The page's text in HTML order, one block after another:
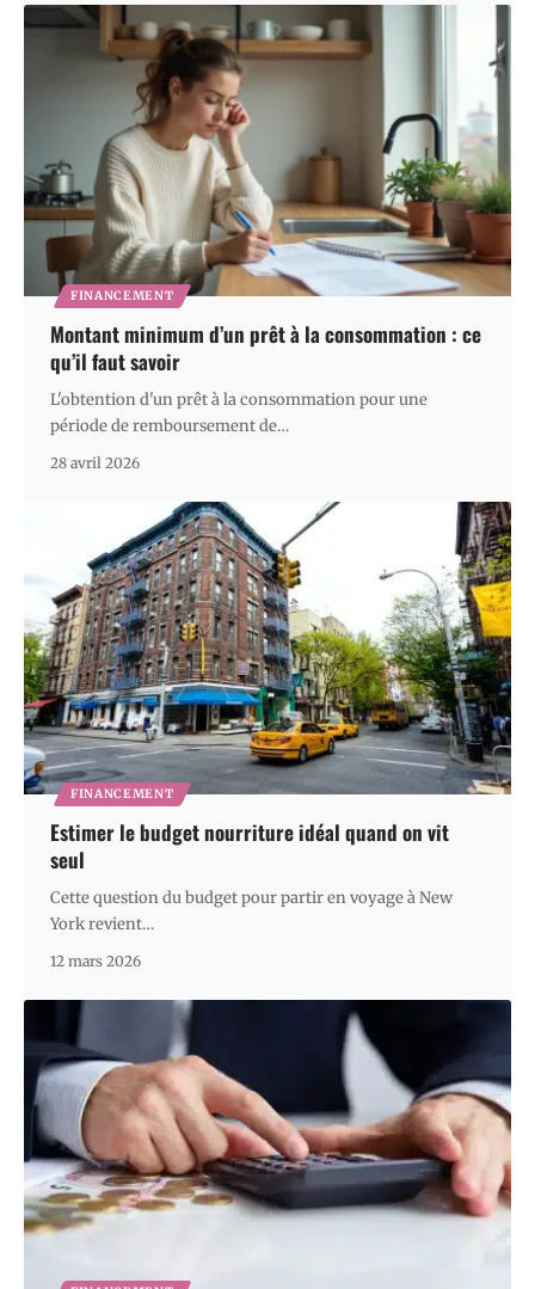
FINANCEMENT
Montant minimum d’un prêt à la consommation : ce
qu’il faut savoir
L'obtention d'un prêt à la consommation pour une
période de remboursement de…
28 avril 2026
FINANCEMENT
Estimer le budget nourriture idéal quand on vit
seul
Cette question du budget pour partir en voyage à New
York revient…
12 mars 2026